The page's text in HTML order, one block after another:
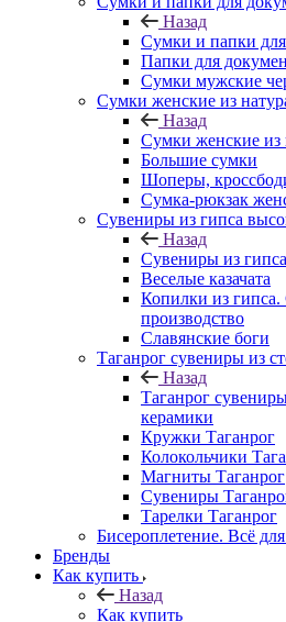
Назад
Сумки и папки
Папки для
Сумки мужские
Сумки женские из
Назад
Сумки женские из
Большие сумки
Шоперы,
Сумка-рюкзак
Сувениры из гипса
Назад
Сувениры из
Веселые казачата
Копилки из гипса.
производство
Славянские боги
Таганрог сувениры из
Назад
Таганрог
керамики
Кружки Таганрог
Колокольчики
Магниты Таганрог
Сувениры
Тарелки Таганрог
Бисероплетение. Всё
Бренды
Как купить
Назад
Как купить